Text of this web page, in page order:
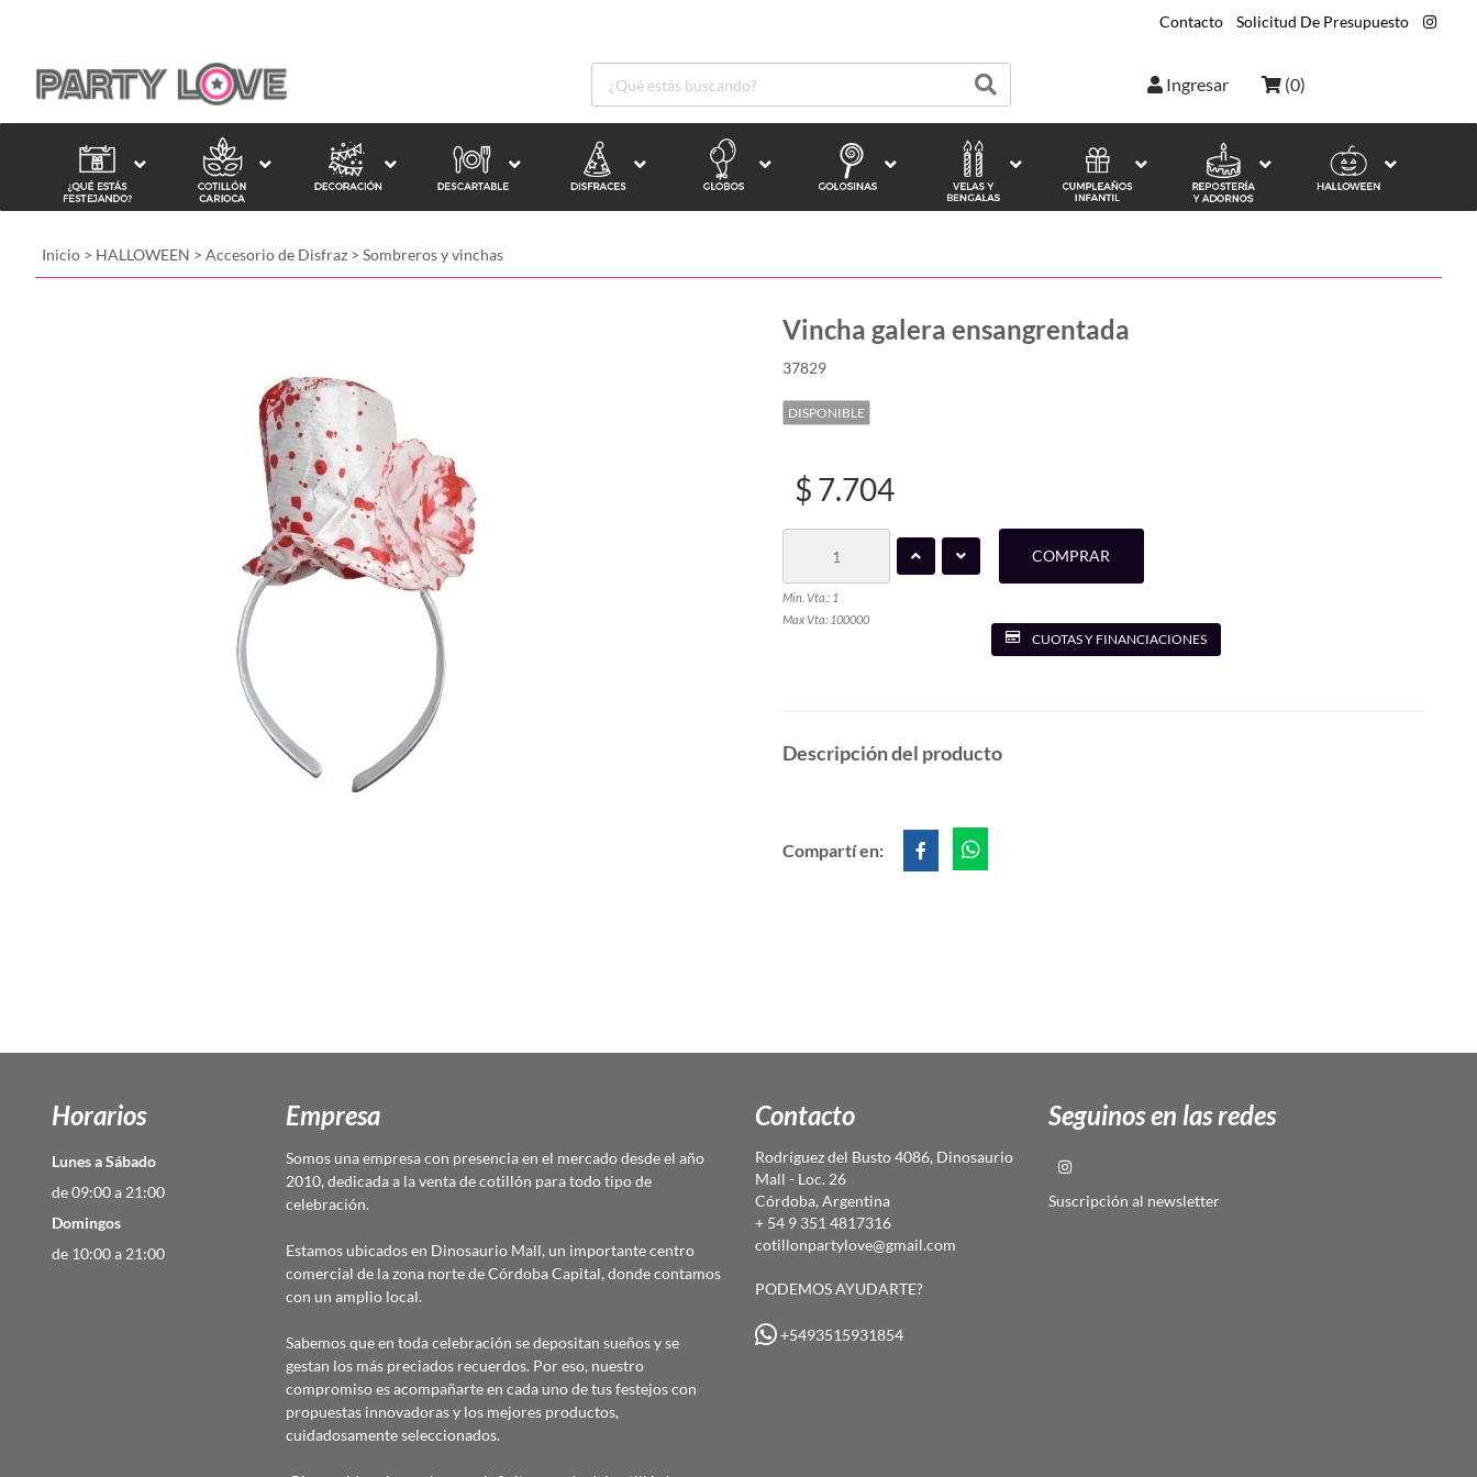
Contacto Solicitud De Presupuesto
Ingresar (0)
Inicio > HALLOWEEN > Accesorio de Disfraz > Sombreros y vinchas
Vincha galera ensangrentada
37829
DISPONIBLE
$ 7.704
Min. Vta.: 1
Max Vta: 100000
COMPRAR
CUOTAS Y FINANCIACIONES
Descripción del producto
Compartí en:
Horarios
Lunes a Sábado
de 09:00 a 21:00
Domingos
de 10:00 a 21:00
Empresa
Somos una empresa con presencia en el mercado desde el año
2010, dedicada a la venta de cotillón para todo tipo de
celebración.
Estamos ubicados en Dinosaurio Mall, un importante centro
comercial de la zona norte de Córdoba Capital, donde contamos
con un amplio local.
Sabemos que en toda celebración se depositan sueños y se
gestan los más preciados recuerdos. Por eso, nuestro
compromiso es acompañarte en cada uno de tus festejos con
propuestas innovadoras y los mejores productos,
cuidadosamente seleccionados.
Contacto
Rodríguez del Busto 4086, Dinosaurio
Mall - Loc. 26
Córdoba, Argentina
+ 54 9 351 4817316
cotillonpartylove@gmail.com
PODEMOS AYUDARTE?
+5493515931854
Seguinos en las redes
Suscripción al newsletter